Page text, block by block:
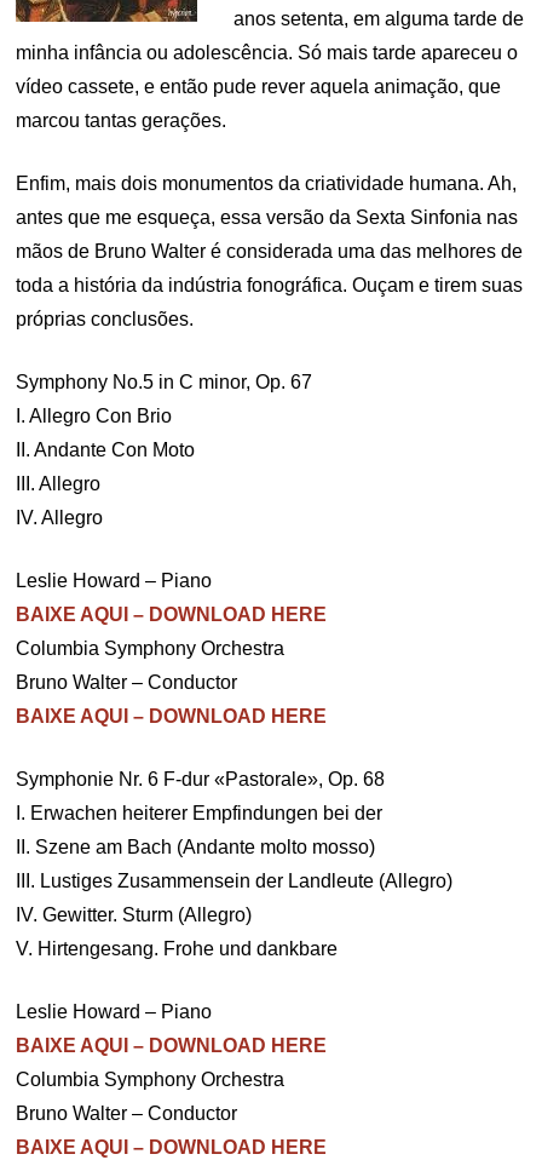
anos setenta, em alguma tarde de
minha infância ou adolescência. Só mais tarde apareceu o
vídeo cassete, e então pude rever aquela animação, que
marcou tantas gerações.
Enfim, mais dois monumentos da criatividade humana. Ah,
antes que me esqueça, essa versão da Sexta Sinfonia nas
mãos de Bruno Walter é considerada uma das melhores de
toda a história da indústria fonográfica. Ouçam e tirem suas
próprias conclusões.
Symphony No.5 in C minor, Op. 67
I. Allegro Con Brio
II. Andante Con Moto
III. Allegro
IV. Allegro
Leslie Howard – Piano
BAIXE AQUI – DOWNLOAD HERE
Columbia Symphony Orchestra
Bruno Walter – Conductor
BAIXE AQUI – DOWNLOAD HERE
Symphonie Nr. 6 F-dur «Pastorale», Op. 68
I. Erwachen heiterer Empfindungen bei der
II. Szene am Bach (Andante molto mosso)
III. Lustiges Zusammensein der Landleute (Allegro)
IV. Gewitter. Sturm (Allegro)
V. Hirtengesang. Frohe und dankbare
Leslie Howard – Piano
BAIXE AQUI – DOWNLOAD HERE
Columbia Symphony Orchestra
Bruno Walter – Conductor
BAIXE AQUI – DOWNLOAD HERE